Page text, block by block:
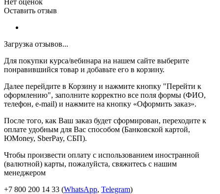
Оставить отзыв
Загрузка отзывов...
Для покупки курса/вебинара на нашем сайте выберите
понравившийся товар и добавьте его в корзину.
Далее перейдите в Корзину и нажмите кнопку "Перейти к
оформлению", заполните корректно все поля формы (ФИО,
телефон, e-mail) и нажмите на кнопку «Оформить заказ».
После того, как Ваш заказ будет сформирован, переходите к
оплате удобным для Вас способом (Банковской картой,
ЮMoney, SberPay, СБП).
Чтобы произвести оплату с использованием иностранной
(валютной) карты, пожалуйста, свяжитесь с нашим
менеджером
+7 800 200 14 33 (WhatsApp, Telegram)